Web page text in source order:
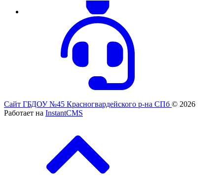
Сайт ГБДОУ №45 Красногвардейского р-на СПб © 2026
Работает на InstantCMS